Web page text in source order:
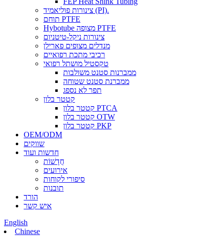
צינורות פוליאמיד (PI).
תוחם PTFE
Hybotube מצופה PTFE
צינורות ניקל-טיטניום
מנדלים מצופים פארילן
רכיבי מתכת רפואיים
טקסטיל מושתל רפואי
ממברנות סטנט משולבות
ממברנת סטנט שטוחה
תפר לא נספג
קטטר בלון
קטטר בלון PTCA
קטטר בלון OTW
קטטר בלון PKP
OEM/ODM
שווקים
חדשות ועוד
חֲדָשׁוֹת
אירועים
סיפורי לקוחות
תובנות
הורד
איש קשר
English
Chinese